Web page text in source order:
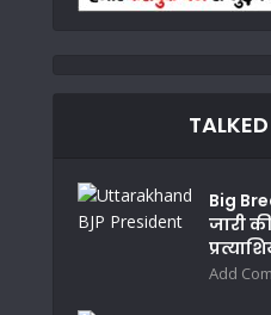
Big
जारी
Add